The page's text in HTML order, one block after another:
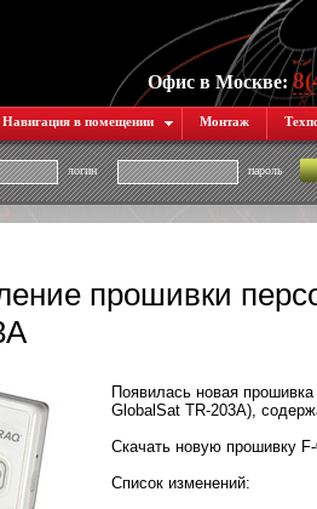
Офис в Москве:
Навигация в помещении Монтаж
логин пароль
прошивки
Появилась новая
GlobalSat TR-203A),
Скачать новую прошивку
Список изменений: